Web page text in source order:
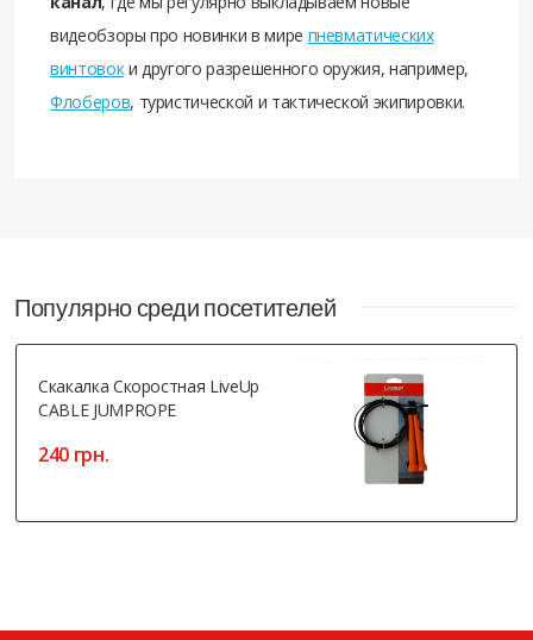
видеобзоры про новинки в мире пневматических
винтовоки другого разрешенного оружия, например,
Флоберов, туристической и тактической экипировки.
Популярно среди посетителей
Скакалка Скоростная LiveUp
CABLE JUMPROPE
240 грн.